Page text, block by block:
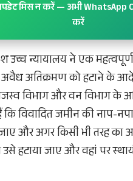
मिस न करें — अभी WhatsApp
करें
उच्च न्यायालय ने एक
अतिक्रमण को हटाने के
विभाग और वन विभाग के
कि विवादित जमीन की नाप-
और अगर किसी भी तरह का
उसे हटाया जाए और वहां पर